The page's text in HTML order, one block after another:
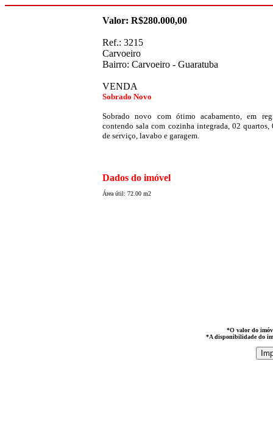
Valor: R$280.000,00
Ref.: 3215
Carvoeiro
Bairro: Carvoeiro - Guaratuba
VENDA
Sobrado Novo
Sobrado novo com ótimo acabamento, em
contendo sala com cozinha integrada, 02 quartos,
de serviço, lavabo e garagem.
Dados do imóvel
Área útil: 72.00 m2
*O valor do
*A disponibilidade do